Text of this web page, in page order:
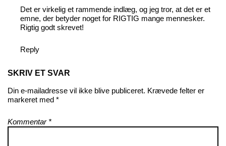
Det er virkelig et rammende indlæg, og jeg tror, at det er et
emne, der betyder noget for RIGTIG mange mennesker.
Rigtig godt skrevet!
Reply
SKRIV ET SVAR
Din e-mailadresse vil ikke blive publiceret. Krævede felter er
markeret med *
Kommentar *